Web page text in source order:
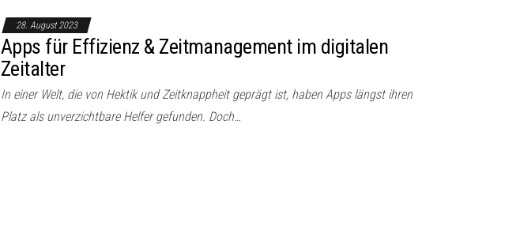
28. August 2023
Apps für Effizienz & Zeitmanagement im digitalen
Zeitalter
In einer Welt, die von Hektik und Zeitknappheit geprägt ist, haben Apps längst ihren
Platz als unverzichtbare Helfer gefunden. Doch…